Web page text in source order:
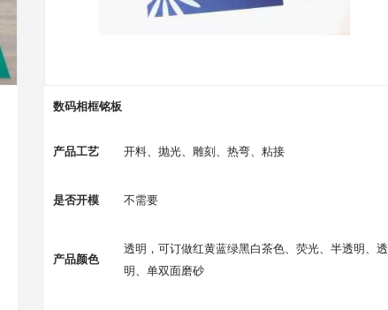
数码相框铭板
产品工艺 开料、抛光、雕刻、热弯、粘接
是否开模 不需要
产品颜色
透明，可订做红黄蓝绿黑白茶色、荧光、半透明、透
明、单双面磨砂